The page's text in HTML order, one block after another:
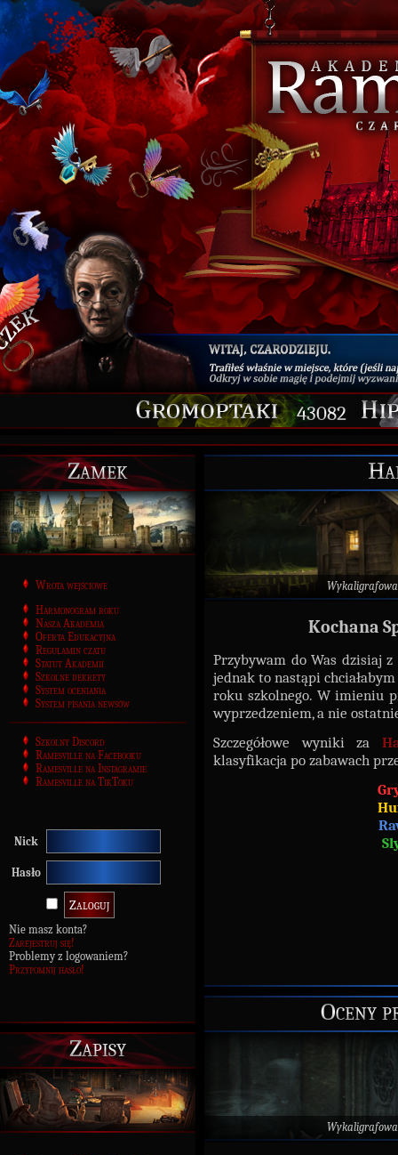
43082
Zamek
Wrota wejściowe
Harmonogram roku
Nasza Akademia
Oferta Edukacyjna
Regulamin czatu
Statut Akademii
Szkolne dekrety
System oceniania
System pisania newsów
Szkolny Discord
Ramesville na Facebooku
Ramesville na Instagramie
Ramesville na TikToku
Nick
Hasło
Nie masz konta?
Zarejestruj się!
Problemy z logowaniem?
Przypomnij hasło!
Zapisy
Kochana
Przybywam do Was dzisiaj
jednak to nastąpi
roku szkolnego. W imieniu
wyprzedzeniem, a nie
Szczegółowe wyniki za
klasyfikacja po zabawach
Oceny